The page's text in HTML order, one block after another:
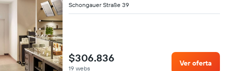
Schongauer Straße 39
$306.836
19 webs
Ver oferta